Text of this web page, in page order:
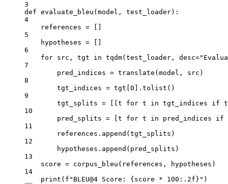
3
def evaluate_bleu (model, test_loader):
4
references =
5
hypotheses =
6
for src, tgt in tqdm(test_loader, desc=
7
pred_indices = translate(model, src)
8
tgt_indices = tgt[ 0 ].tolist()
9
tgt_splits = [[t for t in tgt_indices if
10
pred_splits = [t for t in pred_indices if
11
references.append(tgt_splits)
12
hypotheses.append(pred_splits)
13
score = corpus_bleu(references, hypotheses)
14
print ( f "BLEU@4 Score: { score * 100 :.2f } " )